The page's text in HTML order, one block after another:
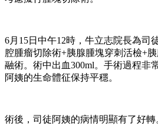
6月15日中午12時，牛立志院長為司
腔腫瘤切除術+胰腺腫塊穿刺活檢+
融術。術中出血300ml。手術過程非
阿姨的生命體征保持平穩。
術後，司徒阿姨的病情明顯有了好